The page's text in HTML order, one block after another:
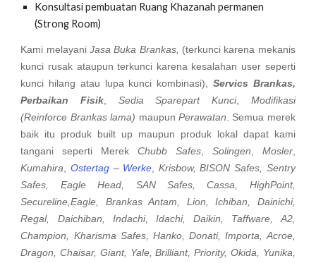
Konsultasi pembuatan Ruang Khazanah permanen
(Strong Room)
Kami melayaniJasa Buka Brankas, (terkunci karena mekanis
kunci rusak ataupun terkunci karena kesalahan user seperti
kunci hilang atau lupa kunci kombinasi), Servics Brankas,
Perbaikan Fisik
Sedia Sparepart Kunci, Modifikasi
(Reinforce Brankas lama) maupun Perawatan . Semua merek
baik itu produk built up maupun produk lokal dapat kami
tangani seperti Merek Chubb Safes, Solingen Mosler,
Kumahira ,Ostertag – Werke
Krisbow, BISON Safes, Sentry
Safes, Eagle Head, SAN Safes, Cassa, HighPoint,
Secureline,Eagle, Brankas Antam, Lion, Ichiban, Dainichi,
Regal, Daichiban, Indachi, Idachi, Daikin, Taffware, A2,
Champion, Kharisma Safes, Hanko, Donati, Importa, Acroe,
Dragon, Chaisar, Giant, Yale, Brilliant, Priority, Okida, Yunika,